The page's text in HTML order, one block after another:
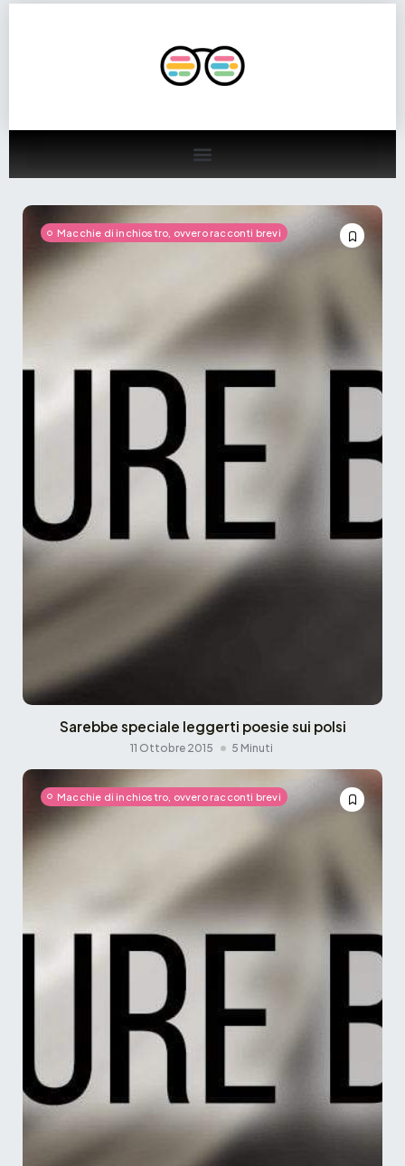
Macchie di inchiostro, ovvero racconti brevi
Sarebbe speciale leggerti poesie sui polsi
11 Ottobre 2015 5 Minuti
Macchie di inchiostro, ovvero racconti brevi